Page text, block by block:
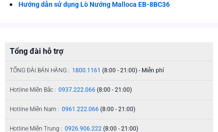
Hướng dẫn sử dụng Lò Nướng Malloca EB-8BC36
Tổng đài hỗ trợ
TỔNG ĐÀI BÁN HÀNG : 1800.1161 (8:00 - 21:00) - Miễn phí
Hotline Miền Bắc : 0937.222.066 (8:00 - 21:00)
Hotline Miền Nam : 0961.222.066 (8:00 - 21:00)
Hotline Miền Trung : 0926.906.222 (8:00 - 21:00)